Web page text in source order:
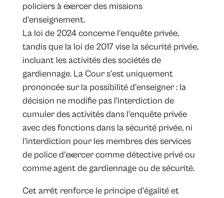
policiers à exercer des missions
d’enseignement.
La loi de 2024 concerne l’enquête privée,
tandis que la loi de 2017 vise la sécurité privée,
incluant les activités des sociétés de
gardiennage. La Cour s’est uniquement
prononcée sur la possibilité d’enseigner : la
décision ne modifie pas l’interdiction de
cumuler des activités dans l’enquête privée
avec des fonctions dans la sécurité privée, ni
l’interdiction pour les membres des services
de police d’exercer comme détective privé ou
comme agent de gardiennage ou de sécurité.
Cet arrêt renforce le principe d’égalité et